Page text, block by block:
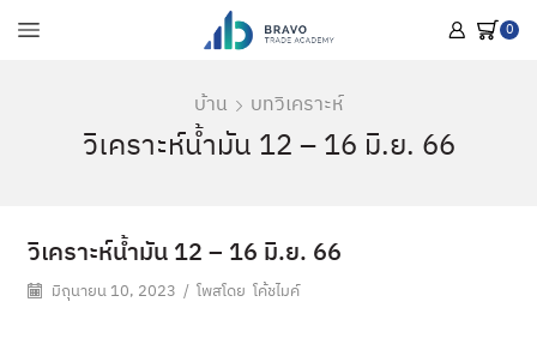
0
บ้าน บทวิเคราะห์
วิเคราะห์น้ำมัน 12 – 16 มิ.ย. 66
วิเคราะห์น้ำมัน 12 – 16 มิ.ย. 66
มิถุนายน 10, 2023 / โพสโดย โค้ชไมค์